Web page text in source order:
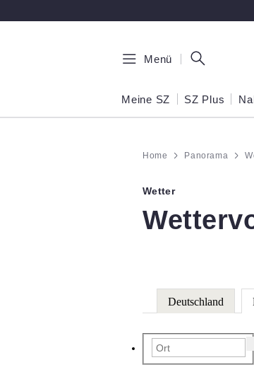
Menü
Meine SZ SZ Plus
Home Panorama
Wetter
Deutschland